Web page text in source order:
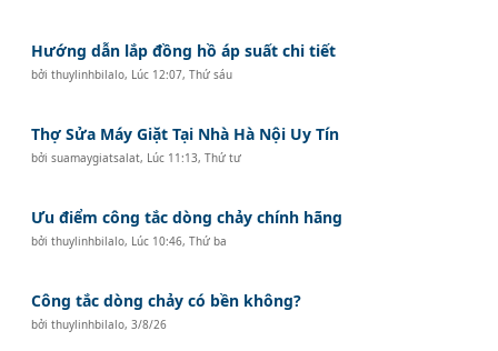
Hướng dẫn lắp đồng hồ áp suất chi tiết
bởithuylinhbilalo, Lúc 12:07, Thứ sáu
Thợ Sửa Máy Giặt Tại Nhà Hà Nội Uy Tín
bởisuamaygiatsalat, Lúc 11:13, Thứ tư
Ưu điểm công tắc dòng chảy chính hãng
bởithuylinhbilalo, Lúc 10:46, Thứ ba
Công tắc dòng chảy có bền không?
bởithuylinhbilalo,3/8/26